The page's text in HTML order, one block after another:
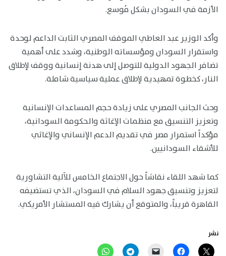
الأزمة في السودان بشكل مُوسع.
وأكد الوزير عبد العاطي الموقف المصري الثابت الداعم لوحدة
واستقرار السودان ومؤسساته الوطنية، وشدد على أهمية
تضافر الجهود الدولية للتوصل إلى هدنة إنسانية ووقف لإطلاق
النار، كخطوة تمهيدية لإطلاق عملية سياسية شاملة.
وحث الجانب المصري على زيادة حجم المساعدات الإنسانية
وتعزيز التنسيق مع منظمات الإغاثة والحكومة السودانية،
مؤكداً استمرار مصر في تقديم الدعم الإنساني والإغاثي
للأشقاء السودانيين.
كما شهد اللقاء نقاشاً حول الاجتماع الخامس للآلية التشاورية
لتعزيز وتنسيق جهود السلام في السودان، الذي تستضيفه
القاهرة قريباً، والمتوقع أن يشارك فيه المستشار الأمريكي.
نشر